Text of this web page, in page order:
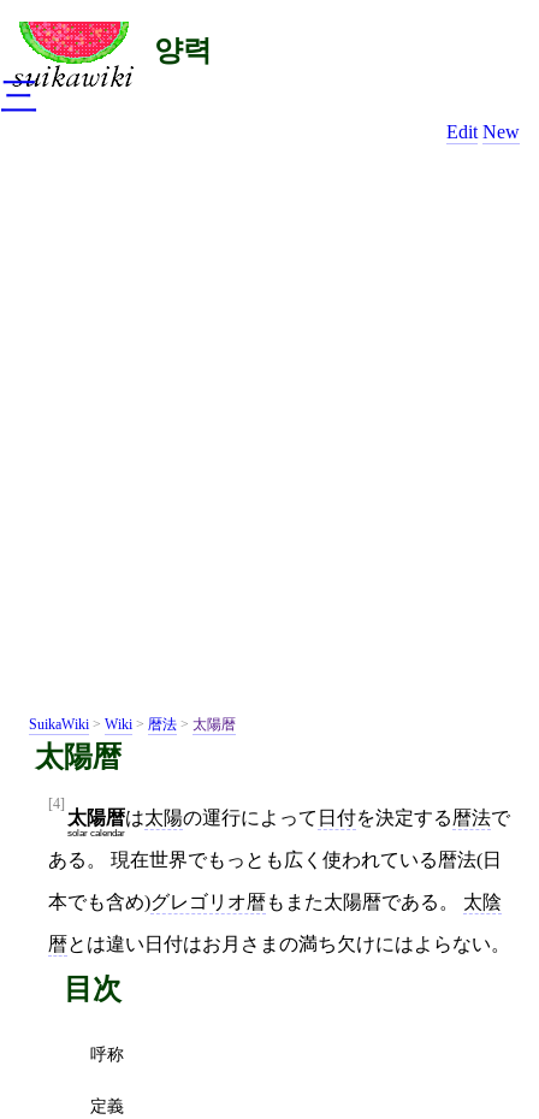
양력
Edit New
SuikaWiki > Wiki > 暦法 > 太陽暦
太陽暦
[4]
太陽暦
solar calendar
は太陽の運行によって 日付を決定する暦法で
ある。 現在世界でもっとも広く使われている暦法(日
本でも含め)グレゴリオ暦 もまた太陽暦である。 太陰
暦とは違い日付はお月さまの満ち欠けにはよらない。
目次
呼称
定義
三